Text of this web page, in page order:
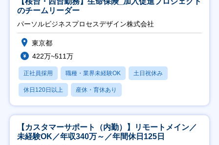
のチームリーダー
パーソルビジネスプロセスデザイン株式会社
東京都
422万~511万
正社員採用 職種・業界未経験OK 土日祝休み
休日120日以上 産休・育休あり
【カスタマーサポート（内勤）】リモートメイン／
未経験OK／年収340万～／年間休日125日